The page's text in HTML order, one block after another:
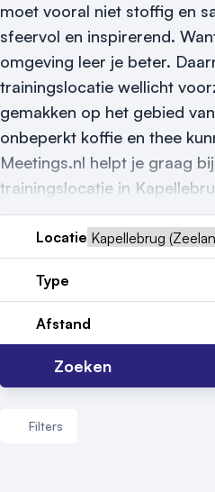
Vraag locatie aan
Locatiegids
Meld locatie aan
Nieuws
Reviews (5⭐️)
moet vooral niet stoffig en
sfeervol en inspirerend.
omgeving leer je beter.
trainingslocatie wellicht
gemakken op het gebied
onbeperkt koffie en thee
Meetings.nl helpt je graag
trainingslocatie in
Locatie
Type
Afstand
Zoeken
Filters